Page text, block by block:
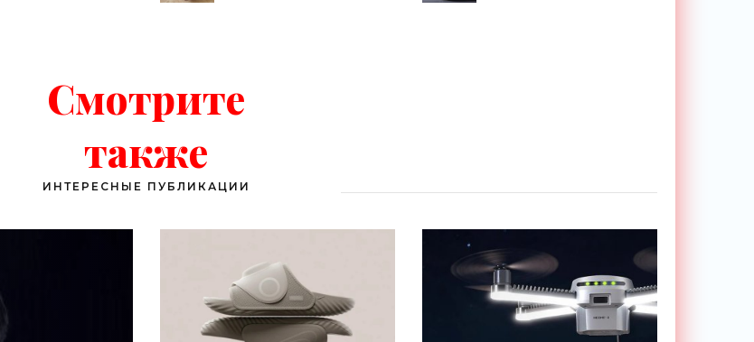
Смотрите
также
ИНТЕРЕСНЫЕ ПУБЛИКАЦИИ